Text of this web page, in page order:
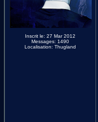
Inscrit le: 27 Mar 2012
Messages: 1490
Localisation: Thugland